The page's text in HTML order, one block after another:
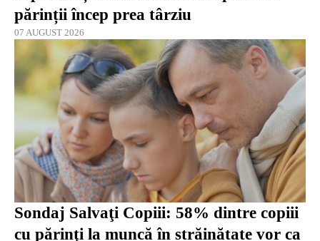
părinții încep prea târziu
07 AUGUST 2026
Sondaj Salvaţi Copiii: 58% dintre copiii
cu părinţi la muncă în străinătate vor ca